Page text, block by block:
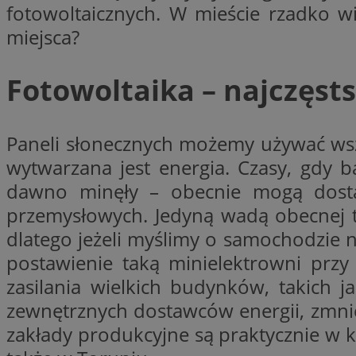
fotowoltaicznych. W mieście rzadko
miejsca?
Fotowoltaika –
Paneli słonecznych możemy używać
wytwarzana jest energia. Czasy, gdy
dawno minęły – obecnie mogą
przemysłowych. Jedyną wadą
dlatego jeżeli myślimy o samochodzie
postawienie taką minielektrowni
zasilania wielkich budynków, takich
zewnętrznych dostawców energii,
zakłady produkcyjne są praktycznie w
li_gc
VP
_clck
_clsk
_clsk
pb_rtb_ev_part
__gads
__Secure-
ROLLOUT_TOKEN
bcookie
Nazwa
openstat_gid
visid_incap_3220524